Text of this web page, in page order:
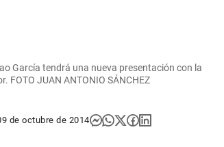
García tendrá una nueva presentación con la
FOTO JUAN ANTONIO SÁNCHEZ
de octubre de 2014